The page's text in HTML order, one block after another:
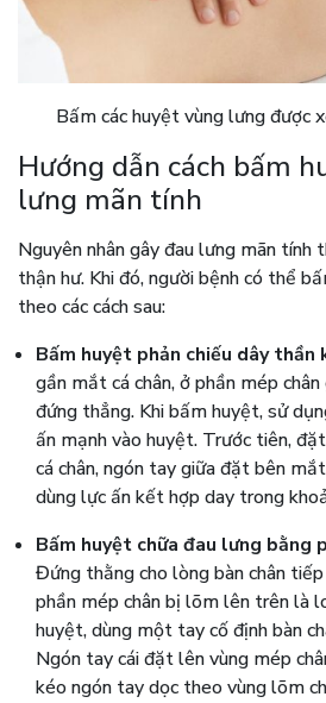
Bấm các huyệt vùng lưng được
Hướng dẫn cách bấm
lưng mãn tính
Nguyên nhân gây đau lưng mãn tính
thận hư. Khi đó, người bệnh có thể
theo các cách sau:
Bấm huyệt phản chiếu dây thần
gần mắt cá chân, ở phần mép
đứng thẳng. Khi bấm huyệt, sử
ấn mạnh vào huyệt. Trước tiên,
cá chân, ngón tay giữa đặt bên
dùng lực ấn kết hợp day trong
Bấm huyệt chữa đau lưng bằng
Đứng thằng cho lòng bàn chân
phần mép chân bị lõm lên trên là
huyệt, dùng một tay cố định bàn
Ngón tay cái đặt lên vùng mép
kéo ngón tay dọc theo vùng lõm